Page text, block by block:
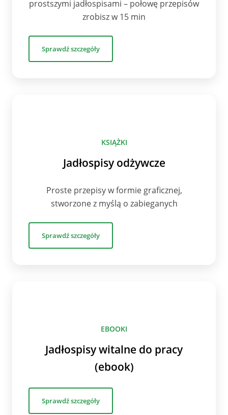
prostszymi jadłospisami – połowę przepisów
zrobisz w 15 min
Sprawdź szczegóły
KSIĄŻKI
Jadłospisy odżywcze
Proste przepisy w formie graficznej,
stworzone z myślą o zabieganych
Sprawdź szczegóły
EBOOKI
Jadłospisy witalne do pracy
(ebook)
Sprawdź szczegóły